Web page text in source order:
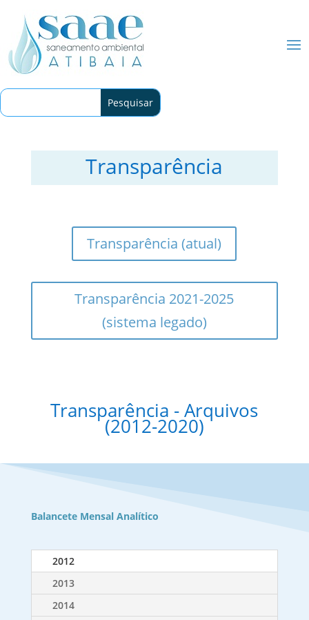
Transparência
Transparência (atual)
Transparência 2021-2025
(sistema legado)
Transparência - Arquivos
(2012-2020)
Balancete Mensal Analítico
2012
2013
2014